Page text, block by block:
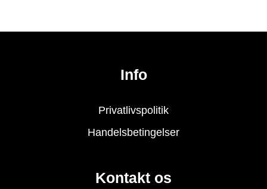
Info
Privatlivspolitik
Handelsbetingelser
Kontakt os